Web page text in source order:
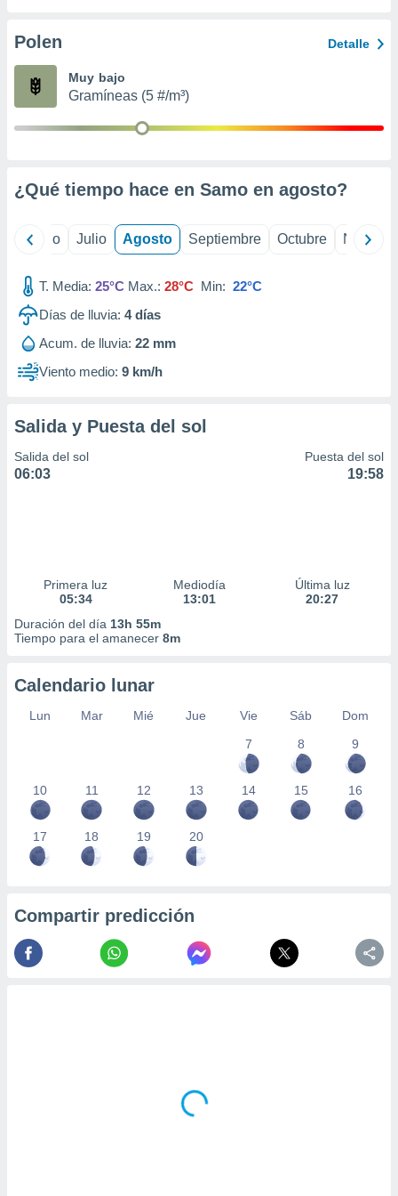
e
mediante
de
Polen Detalle
Muy bajo
Gramíneas (5 #/m³)
¿Qué tiempo hace en Samo en agosto?
Junio Julio Agosto Septiembre Octubre
T. Media: 25°C Max.: 28°C Min: 22°C
Días de lluvia: 4días
Acum. de lluvia: 22 mm
Viento medio: 9 km/h
Salida y Puesta del sol
Salida del sol
06:03
Puesta del sol
19:58
Primera luz
05:34
Mediodía
13:01
Última luz
20:27
Duración del día 13h 55m
Tiempo para el amanecer 8m
Calendario lunar
Lun Mar Mié Jue Vie Sáb
Dom
7
8 9
10 11 12 13 14 15 16
17 18 19 20
Compartir predicción